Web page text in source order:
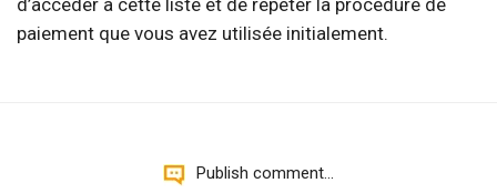
d’accéder à cette liste et de répéter la procédure de
paiement que vous avez utilisée initialement.
Publish comment...